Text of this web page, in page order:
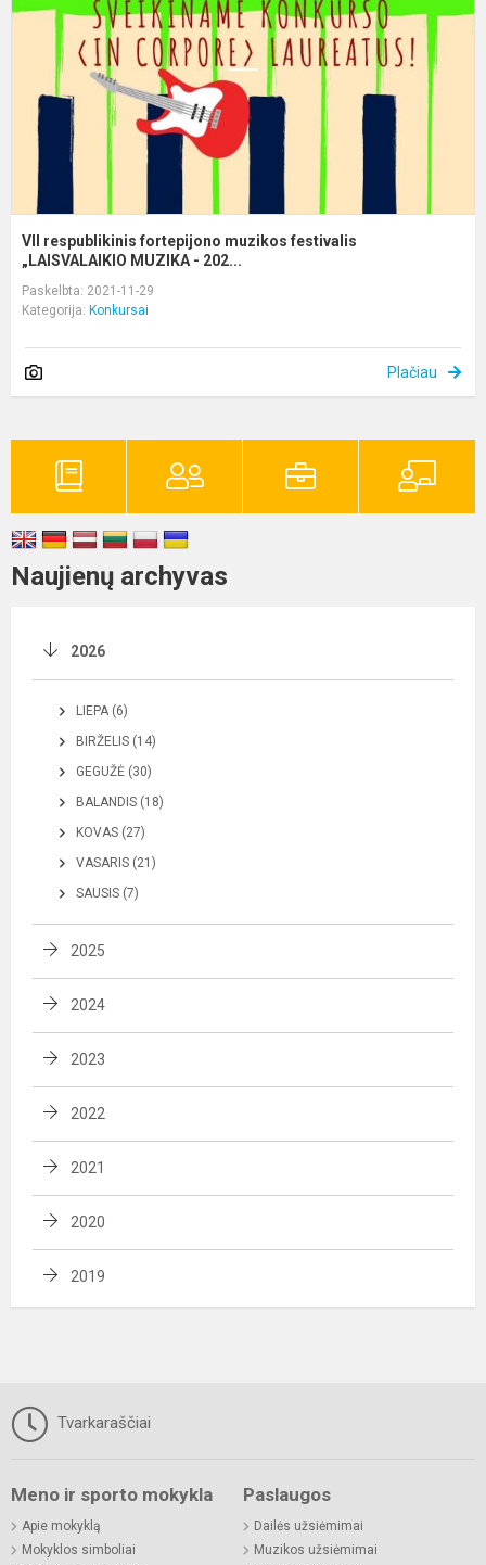
VII respublikinis fortepijono muzikos festivalis
„LAISVALAIKIO MUZIKA - 202...
Paskelbta: 2021-11-29
Kategorija: Konkursai
Plačiau
Naujienų archyvas
2026
LIEPA (6)
BIRŽELIS (14)
GEGUŽĖ (30)
BALANDIS (18)
KOVAS (27)
VASARIS (21)
SAUSIS (7)
2025
2024
2023
2022
2021
2020
2019
Tvarkaraščiai
Meno ir sporto mokykla
Apie mokyklą
Mokyklos simboliai
Paslaugos
Dailės užsiėmimai
Muzikos užsiėmimai